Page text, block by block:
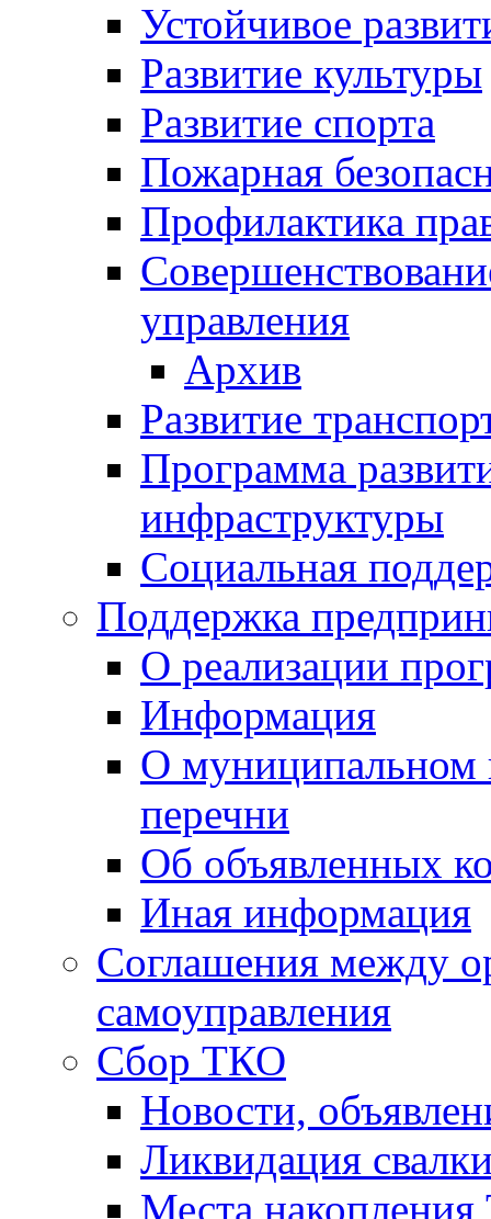
Устойчивое
Развитие культуры
Развитие спорта
Пожарная
Профилактика
управления
Архив
Развитие
Программа
инфраструктуры
Социальная
Поддержка
О реализации
Информация
О муниципальном
перечни
Об объявленных
Иная информация
Соглашения между
самоуправления
Сбор ТКО
Новости,
Ликвидация
Места